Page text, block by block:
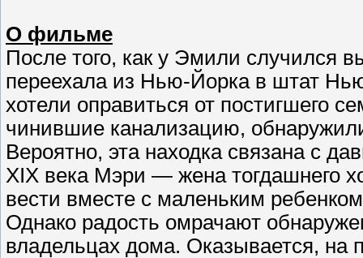
О фильме
После того, как у Эмили
переехала из Нью-Йорка в штат
хотели оправиться от постигшего
чинившие канализацию,
Вероятно, эта находка связана с
XIX века Мэри — жена тогдашнего
вести вместе с маленьким
Однако радость омрачают
владельцах дома. Оказывается, на